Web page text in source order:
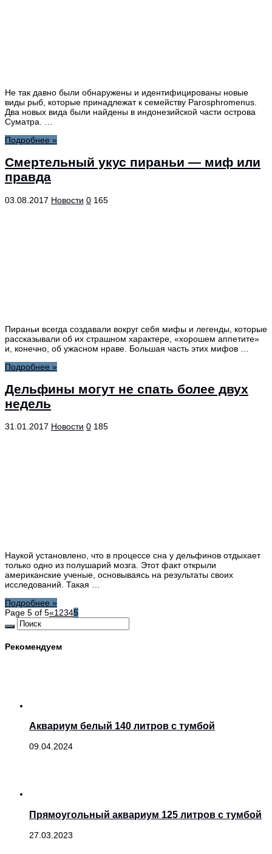
Не так давно были обнаружены и идентифицированы новые
виды рыб, которые принадлежат к семейству Parosphromenus.
Два новых вида были найдены в индонезийской части острова
Суматра. …
Подробнее »
Смертельный укус пираньи — миф или
правда
03.08.2017 Новости 0 165
Пираньи всегда создавали вокруг себя мифы и легенды, которые
рассказывали об их страшном характере, «хорошем аппетите»
и, конечно, об ужасном нраве. Большая часть этих мифов …
Подробнее »
Дельфины могут не спать более двух
недель
31.01.2017 Новости 0 185
Наукой установлено, что в процессе сна у дельфинов отдыхает
только одно из полушарий мозга. Этот факт открыли
американские ученые, основываясь на результаты своих
исследований. Такая …
Подробнее »
Page 5 of 5«12345
Рекомендуем
Аквариум белый 140 литров с тумбой
09.04.2024
Прямоугольный аквариум 125 литров с тумбой
27.03.2023